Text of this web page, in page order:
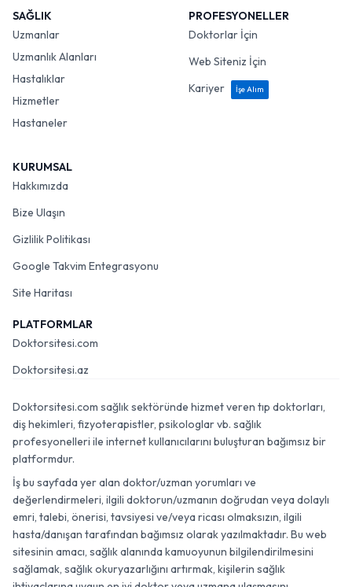
SAĞLIK
Uzmanlar
Uzmanlık Alanları
Hastalıklar
Hizmetler
Hastaneler
PROFESYONELLER
Doktorlar İçin
Web Siteniz İçin
Kariyer
İşe Alım
KURUMSAL
Hakkımızda
Bize Ulaşın
Gizlilik Politikası
Google Takvim Entegrasyonu
Site Haritası
PLATFORMLAR
Doktorsitesi.com
Doktorsitesi.az
Doktorsitesi.com sağlık sektöründe hizmet veren tıp doktorları,
diş hekimleri, fizyoterapistler, psikologlar vb. sağlık
profesyonelleri ile internet kullanıcılarını buluşturan bağımsız bir
platformdur.
İş bu sayfada yer alan doktor/uzman yorumları ve
değerlendirmeleri, ilgili doktorun/uzmanın doğrudan veya dolaylı
emri, talebi, önerisi, tavsiyesi ve/veya ricası olmaksızın, ilgili
hasta/danışan tarafından bağımsız olarak yazılmaktadır. Bu web
sitesinin amacı, sağlık alanında kamuoyunun bilgilendirilmesini
sağlamak, sağlık okuryazarlığını artırmak, kişilerin sağlık